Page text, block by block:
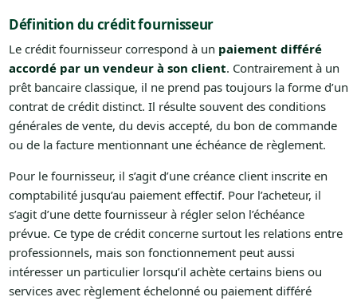
Définition du crédit fournisseur
Le crédit fournisseur correspond à un paiement différé
accordé par un vendeur à son client. Contrairement à un
prêt bancaire classique, il ne prend pas toujours la forme d’un
contrat de crédit distinct. Il résulte souvent des conditions
générales de vente, du devis accepté, du bon de commande
ou de la facture mentionnant une échéance de règlement.
Pour le fournisseur, il s’agit d’une créance client inscrite en
comptabilité jusqu’au paiement effectif. Pour l’acheteur, il
s’agit d’une dette fournisseur à régler selon l’échéance
prévue. Ce type de crédit concerne surtout les relations entre
professionnels, mais son fonctionnement peut aussi
intéresser un particulier lorsqu’il achète certains biens ou
services avec règlement échelonné ou paiement différé